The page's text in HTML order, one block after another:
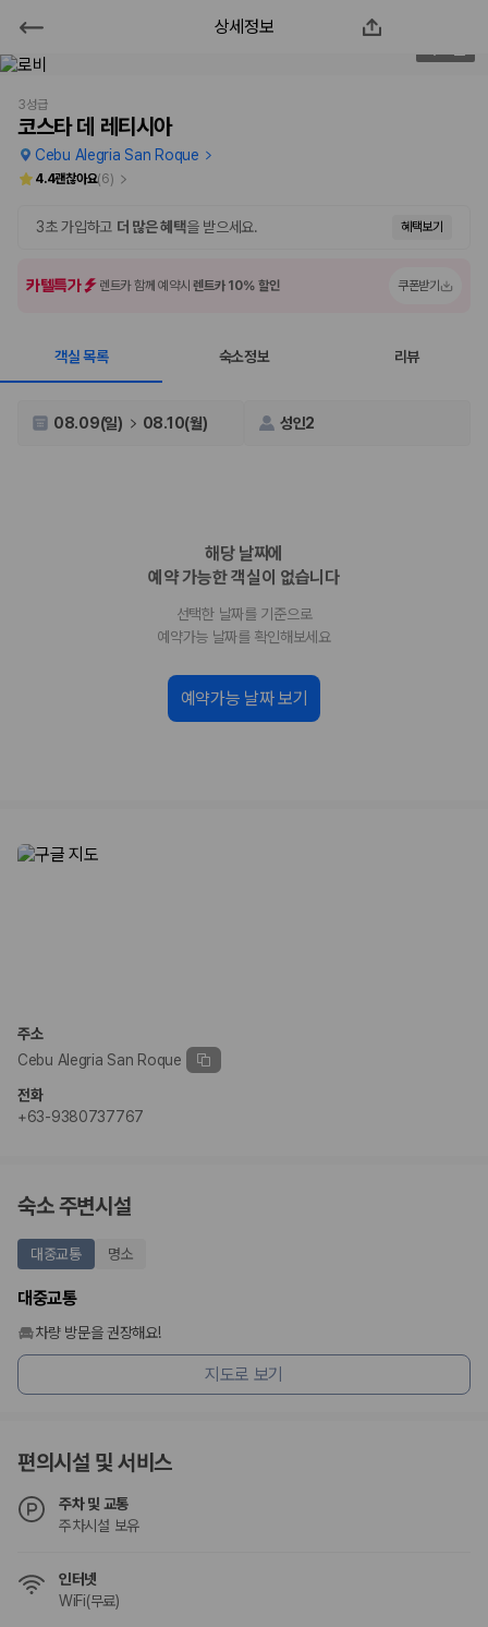
코스타 데 레티시아
2000만 이용고객이 선택한 제주 렌트카 가격비교 플랫폼
제주렌트카 가격비교는 카모아에서 한 번에
제주도 렌트카는 업체마다 차량 가격, 보험 조건, 면책금, 보상 한도, 인수
장소, 취소 규정이 다릅니다. 카모아는 여러 제주 렌트카 업체의 조건을 한
경차, 소형, 준중형, 중형, SUV, 승합차 등 여행
인원에 맞는 차종별 가격을 비교합니다.
제주공항 인수 조건 비교: 셔틀 이동, 인수 위치, 반납 편의성을 함께
비교 후 원하는 차량을 바로 예약할 수 있습니다.
제주렌트카 실시간 가격비교 바로가기
제주렌트카 최저가는 차량 기본요금만으로 판단하기 어렵습니다. 보험 포
수준을 선택할 수 있습니다.
3. 제주공항 접근성과 셔틀 조건을 함께 확인하세요
제주 렌트카는 차량 인수 위치와 셔틀 편의성에 따라 실제 이용 만족도가
제주도 렌트카 차종별 가격비교
경차·소형차
혼자 또는 2인 여행에 적합하며 제주 렌트카 최저가를 찾는 사용자
가 가장 먼저 비교하는 차종입니다.
준중형·중형차
커플·친구 여행에서 많이 선택되며 가격과 승차감의 균형이 좋은 차
종입니다.
가족 여행, 짐이 많은 여행, 장거리 이동에 적합하며 보험 조건과 차
단체 여행이나 4인 이상 가족 여행에 적합하며 인원수, 짐 공간, 보
험 조건을 함께 확인해야 합니다.
제주렌트카 보험까지 비교해야 진짜 가격비교입
동일한 차량이라도 보험 조건에 따라 실제 부담 금액이 달라질 수 있습니
상세정보
3성급
코스타 데 레티시아
Cebu Alegria San Roque
4.4괜찮아요(6)
3초 가입하고 더 많은 혜택을 받으세요. 혜택보기
카텔특가 렌트카 함께 예약시렌트카 10% 할인 쿠폰받기
객실 목록 숙소정보 리뷰
08.09(일) 08.10(월) 성인2
해당 날짜에
예약 가능한 객실이 없습니다
선택한 날짜를 기준으로
예약가능 날짜를 확인해보세요
예약가능 날짜 보기
주소
Cebu Alegria San Roque
전화
+63-9380737767
숙소 주변시설
대중교통 명소
대중교통
차량 방문을 권장해요!
지도로 보기
편의시설 및 서비스
주차 및 교통
주차시설 보유
인터넷
WiFi(무료)